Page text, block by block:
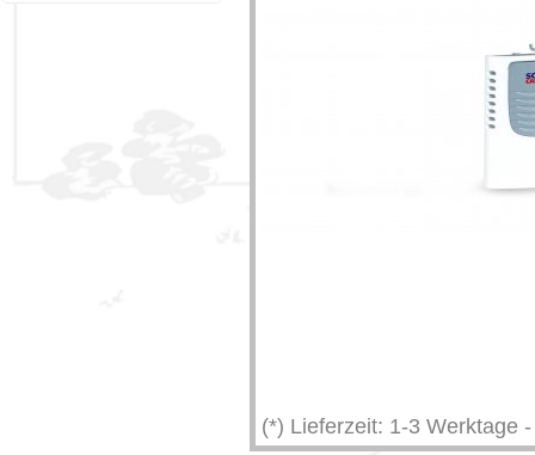
(*) Lieferzeit: 1-3 Werktage